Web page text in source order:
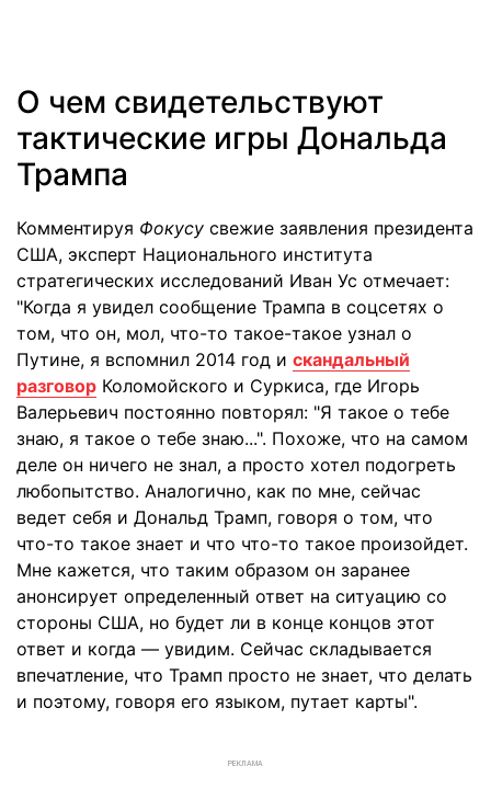
О чем свидетельствуют
тактические игры Дональда
Трампа
Комментируя Фокусу свежие заявления президента
США, эксперт Национального института
стратегических исследований Иван Ус отмечает:
"Когда я увидел сообщение Трампа в соцсетях о
том, что он, мол, что-то такое-такое узнал о
Путине, я вспомнил 2014 год и скандальный
разговор Коломойского и Суркиса, где Игорь
Валерьевич постоянно повторял: "Я такое о тебе
знаю, я такое о тебе знаю...". Похоже, что на самом
деле он ничего не знал, а просто хотел подогреть
любопытство. Аналогично, как по мне, сейчас
ведет себя и Дональд Трамп, говоря о том, что
что-то такое знает и что что-то такое произойдет.
Мне кажется, что таким образом он заранее
анонсирует определенный ответ на ситуацию со
стороны США, но будет ли в конце концов этот
ответ и когда — увидим. Сейчас складывается
впечатление, что Трамп просто не знает, что делать
и поэтому, говоря его языком, путает карты".
РЕКЛАМА